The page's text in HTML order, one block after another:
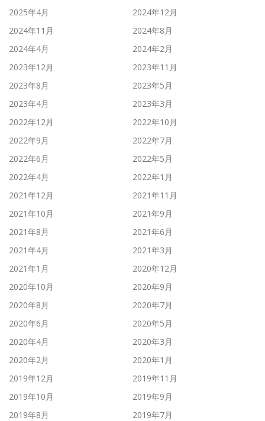
2025年4月
2024年12月
2024年11月
2024年8月
2024年4月
2024年2月
2023年12月
2023年11月
2023年8月
2023年5月
2023年4月
2023年3月
2022年12月
2022年10月
2022年9月
2022年7月
2022年6月
2022年5月
2022年4月
2022年1月
2021年12月
2021年11月
2021年10月
2021年9月
2021年8月
2021年6月
2021年4月
2021年3月
2021年1月
2020年12月
2020年10月
2020年9月
2020年8月
2020年7月
2020年6月
2020年5月
2020年4月
2020年3月
2020年2月
2020年1月
2019年12月
2019年11月
2019年10月
2019年9月
2019年8月
2019年7月